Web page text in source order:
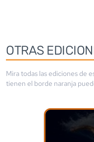
OTRAS
Mira todas las ediciones de
tienen el borde naranja